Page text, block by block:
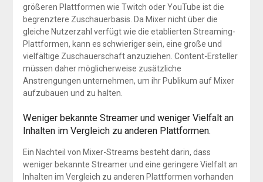
größeren Plattformen wie Twitch oder YouTube ist die
begrenztere Zuschauerbasis. Da Mixer nicht über die
gleiche Nutzerzahl verfügt wie die etablierten Streaming-
Plattformen, kann es schwieriger sein, eine große und
vielfältige Zuschauerschaft anzuziehen. Content-Ersteller
müssen daher möglicherweise zusätzliche
Anstrengungen unternehmen, um ihr Publikum auf Mixer
aufzubauen und zu halten.
Weniger bekannte Streamer und weniger Vielfalt an
Inhalten im Vergleich zu anderen Plattformen.
Ein Nachteil von Mixer-Streams besteht darin, dass
weniger bekannte Streamer und eine geringere Vielfalt an
Inhalten im Vergleich zu anderen Plattformen vorhanden